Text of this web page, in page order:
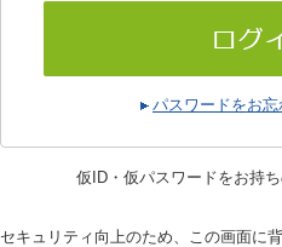
パスワードをお
仮ID・仮パスワードをお持
セキュリティ向上のため、この画面に